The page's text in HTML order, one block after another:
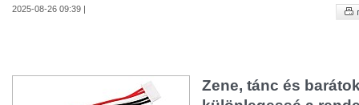
2025-08-26 09:39 |
Zene, tánc és